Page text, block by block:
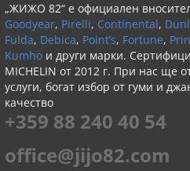
„ЖИЖО 82“ е официален
Goodyear, Pirelli, Continental,
Fulda, Debica, Point’s, Fortune,
Kumho и други марки.
MICHELIN от 2012 г. При нас ще
услуги, богат избор от гуми и
качество
+359 88 240 40 54
office@jijo82.com